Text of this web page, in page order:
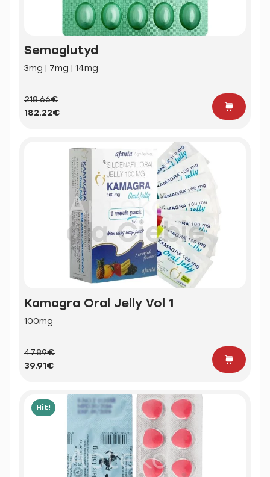
Semaglutyd
3mg | 7mg | 14mg
218.66€
182.22€
Kamagra Oral Jelly Vol 1
100mg
47.89€
39.91€
Hit!